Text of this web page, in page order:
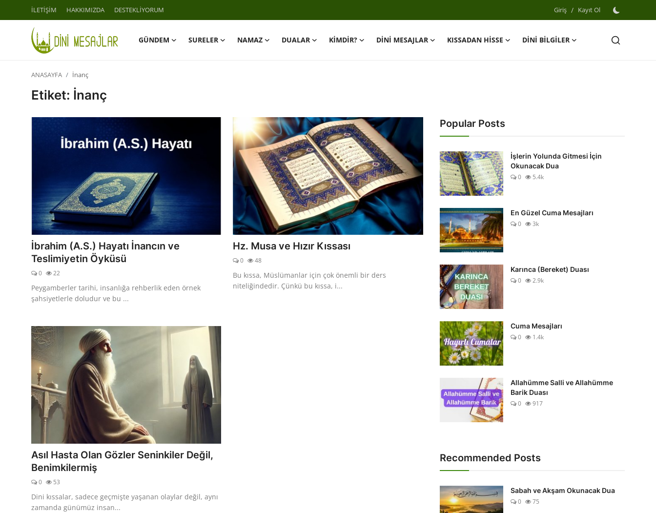
İLETİŞİM HAKKIMIZDA DESTEKLİYORUM Giriş / Kayıt Ol
GÜNDEM SURELER NAMAZ DUALAR KİMDİR? DİNİ MESAJLAR KISSADAN HİSSE
DİNİ BİLGİLER
Giriş
DUALAR
KİMDİR?
DİNİ MESAJLAR
KISSADAN HİSSE
ANASAYFA İnanç
Etiket: İnanç
İbrahim (A.S.) Hayatı İnancın ve
Teslimiyetin Öyküsü
0 22
Peygamberler tarihi, insanlığa rehberlik eden örnek
şahsiyetlerle doludur ve bu ...
Hz. Musa ve Hızır Kıssası
0 48
Bu kıssa, Müslümanlar için çok önemli bir ders
niteliğindedir. Çünkü bu kıssa, i...
Asıl Hasta Olan Gözler Seninkiler Değil,
Benimkilermiş
0 53
Dini kıssalar, sadece geçmişte yaşanan olaylar değil, aynı
zamanda günümüz insan...
Popular Posts
İşlerin Yolunda Gitmesi İçin
Okunacak Dua
0
5.4k
En Güzel Cuma Mesajları
0
3k
Karınca (Bereket) Duası
0
2.9k
Cuma Mesajları
0
1.4k
Allahümme Salli ve Allahümme
Barik Duası
0
917
Recommended Posts
Sabah ve Akşam Okunacak Dua
0
75